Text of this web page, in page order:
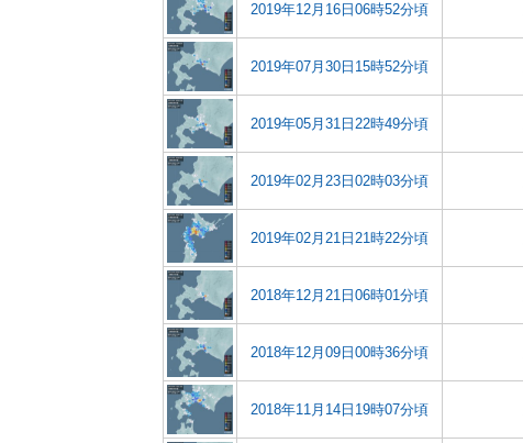
2019年12月16日06時52分頃
2019年07月30日15時52分頃
2019年05月31日22時49分頃
2019年02月23日02時03分頃
2019年02月21日21時22分頃
2018年12月21日06時01分頃
2018年12月09日00時36分頃
2018年11月14日19時07分頃